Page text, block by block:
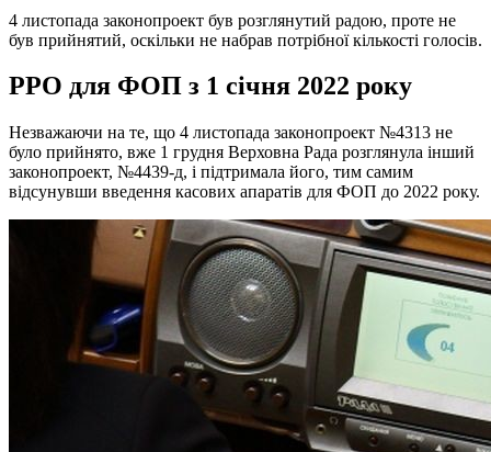
4 листопада законопроект був розглянутий радою, проте не
був прийнятий, оскільки не набрав потрібної кількості голосів.
РРО для ФОП з 1 січня 2022 року
Незважаючи на те, що 4 листопада законопроект №4313 не
було прийнято, вже 1 грудня Верховна Рада розглянула інший
законопроект, №4439-д, і підтримала його, тим самим
відсунувши введення касових апаратів для ФОП до 2022 року.